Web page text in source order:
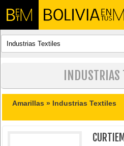
Amarillas » Industrias Textiles